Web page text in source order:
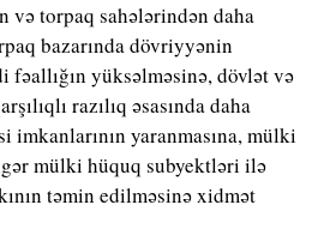
torpaq sahələrindən daha
bazarında dövriyyənin
fəallığın yüksəlməsinə, dövlət və
razılıq əsasında daha
yaranmasına, mülki
mülki hüquq subyektləri ilə
təmin edilməsinə xidmət